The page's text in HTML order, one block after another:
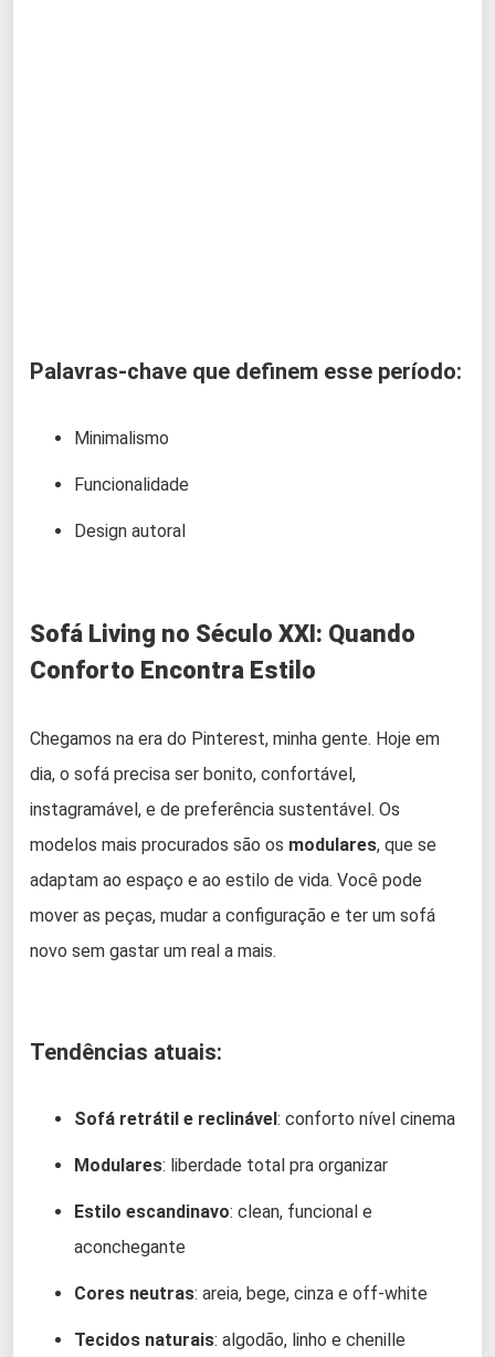
Palavras-chave que definem esse período:
Minimalismo
Funcionalidade
Design autoral
Sofá Living no Século XXI: Quando
Conforto Encontra Estilo
Chegamos na era do Pinterest, minha gente. Hoje em
dia, o sofá precisa ser bonito, confortável,
instagramável, e de preferência sustentável. Os
modelos mais procurados são os modulares, que se
adaptam ao espaço e ao estilo de vida. Você pode
mover as peças, mudar a configuração e ter um sofá
novo sem gastar um real a mais.
Tendências atuais:
Sofá retrátil e reclinável: conforto nível cinema
Modulares: liberdade total pra organizar
Estilo escandinavo: clean, funcional e
aconchegante
Cores neutras: areia, bege, cinza e off-white
Tecidos naturais: algodão, linho e chenille